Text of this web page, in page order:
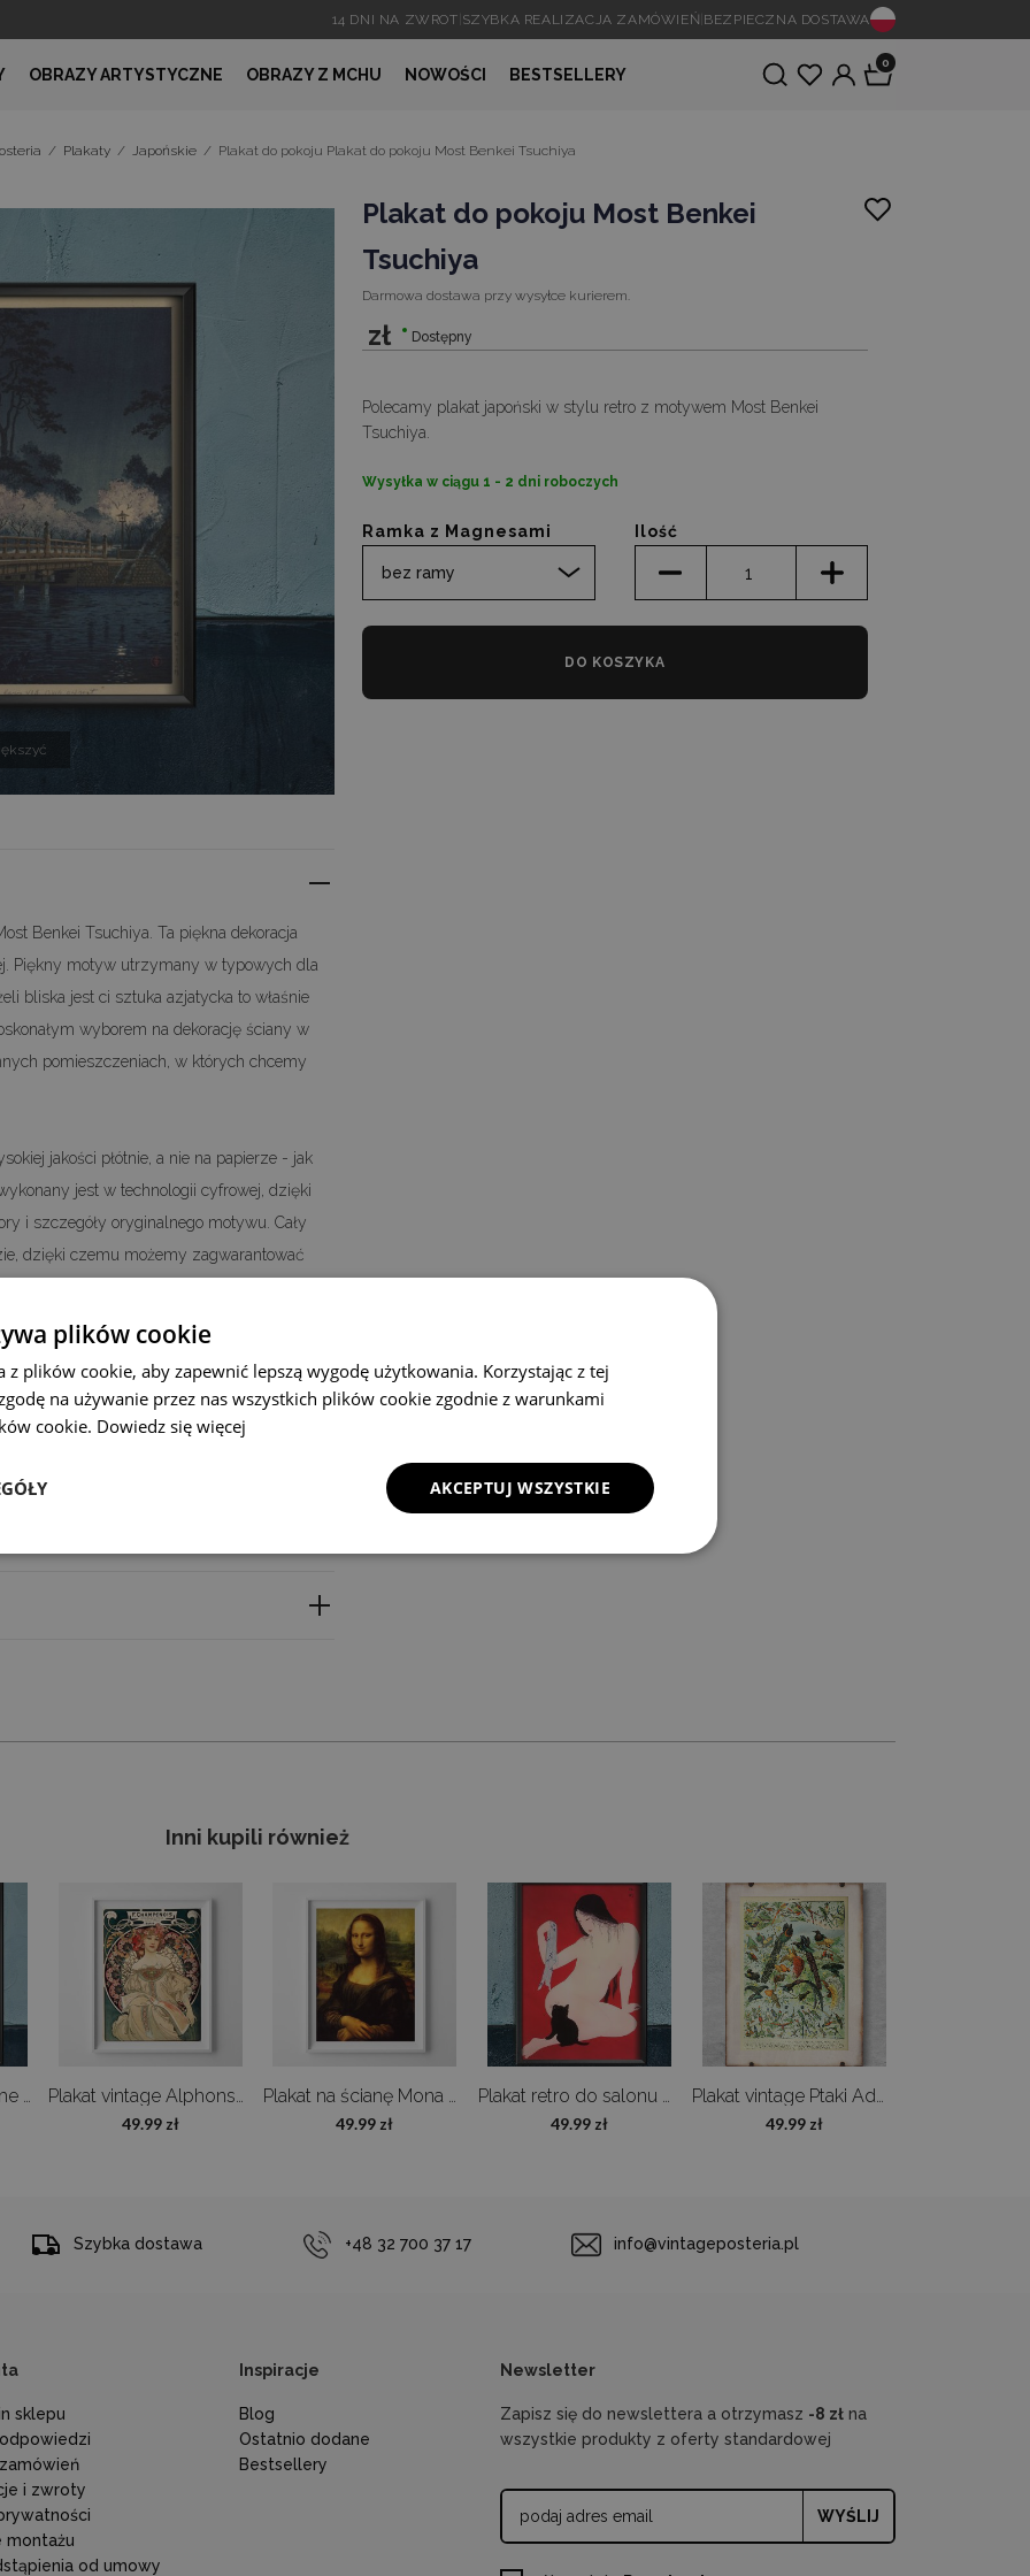
14 DNI NA ZWROT SZYBKA REALIZACJA ZAMÓWIEŃ BEZPIECZNA DOSTAWA
OBRAZY ARTYSTYCZNE OBRAZY Z MCHU NOWOŚCI BESTSELLERY
0
/ Plakaty / Japońskie / Plakat do pokoju Plakat do pokoju Most Benkei Tsuchiya
Plakat do pokoju Most Benkei
Tsuchiya
Darmowa dostawa przy wysyłce kurierem.
zł Dostępny
Polecamy plakat japoński w stylu retro z motywem Most Benkei
Tsuchiya.
Wysyłka w ciągu 1 - 2 dni roboczych
Ramka z Magnesami
bez ramy
Ilość
DO KOSZYKA
Benkei Tsuchiya. Ta piękna dekoracja
Piękny motyw utrzymany w typowych dla
bliska jest ci sztuka azjatycka to właśnie
wyborem na dekorację ściany w
pomieszczeniach, w których chcemy
jakości płótnie, a nie na papierze - jak
jest w technologii cyfrowej, dzięki
i szczegóły oryginalnego motywu. Cały
dzięki czemu możemy zagwarantować
w stylu vintage.
- 21x29,7cm, A3 - 29,7x42cm, A2 -
inny, niestandardowy rozmiar plakatu
Inni kupili również
49.99 zł 49.99 zł 49.99 zł 49.99 zł
Szybka dostawa +48 32 700 37 17 info@vintageposteria.pl
sklepu
i zwroty
montażu
od umowy
Inspiracje
Blog
Ostatnio dodane
Bestsellery
Newsletter
Zapisz się do newslettera a otrzymasz -8 złna
wszystkie produkty z oferty standardowej
WYŚLIJ
plików cookie
z plików cookie, aby zapewnić lepszą wygodę użytkowania. Korzystając z tej
na używanie przez nas wszystkich plików cookie zgodnie z warunkami
cookie. Dowiedz się więcej
AKCEPTUJ WSZYSTKIE